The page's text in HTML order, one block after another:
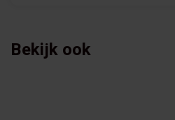
Bekijk ook